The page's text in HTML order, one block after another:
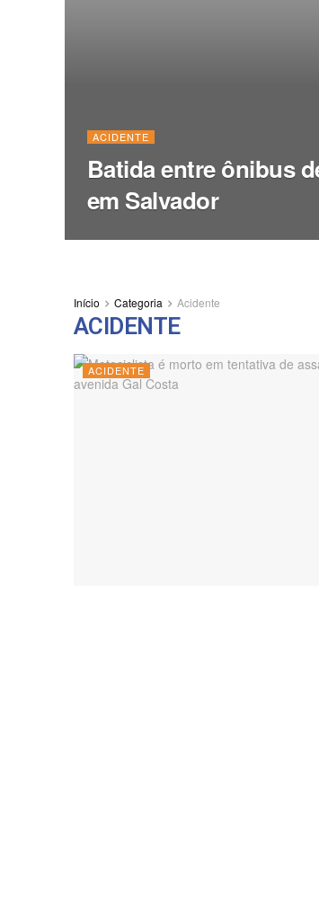
ACIDENTE
Batida entre ônibus
em Salvador
Início Categoria Acidente
ACIDENTE
ACIDENTE